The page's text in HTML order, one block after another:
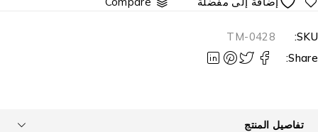
TM-0428
تفاصيل المنتج